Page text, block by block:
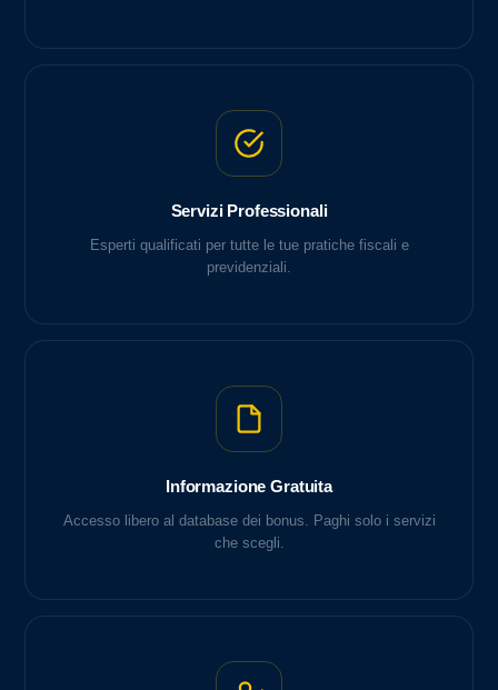
Servizi Professionali
Esperti qualificati per tutte le tue pratiche fiscali e
previdenziali.
Informazione Gratuita
Accesso libero al database dei bonus. Paghi solo i servizi
che scegli.